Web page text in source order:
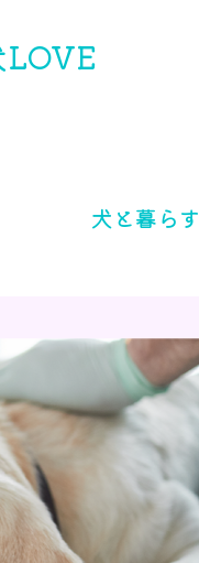
LOVE
犬と暮らす